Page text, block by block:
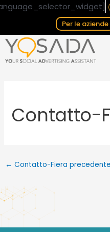
Vai
Per le aziende
Contatto-
Navigazione
← Contatto-Fiera precedente